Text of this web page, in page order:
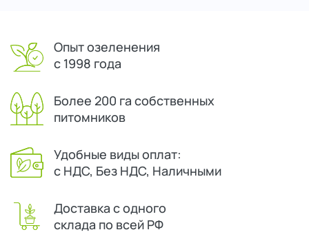
Опыт озеленения
с 1998 года
Более 200 га собственных
питомников
Удобные виды оплат:
с НДС, Без НДС, Наличными
Доставка с одного
склада по всей РФ